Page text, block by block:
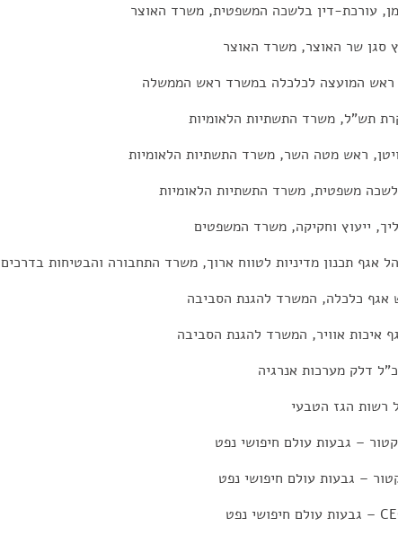
עורכת-דין בלשכה המשפטית, משרד האוצר
סגן שר האוצר, משרד האוצר
ראש המועצה לכלכלה במשרד ראש הממשלה
תש"ל, משרד התשתיות הלאומיות
ראש מטה השר, משרד התשתיות הלאומיות
לשכה משפטית, משרד התשתיות הלאומיות
ייעוץ וחקיקה, משרד המשפטים
אגף תכנון מדיניות לטווח ארוך, משרד התחבורה והבטיחות בדרכים
אגף כלכלה, המשרד להגנת הסביבה
איכות אוויר, המשרד להגנת הסביבה
דלק מערכות אנרגיה
רשות הגז הטבעי
– גבעות עולם חיפושי נפט
– גבעות עולם חיפושי נפט